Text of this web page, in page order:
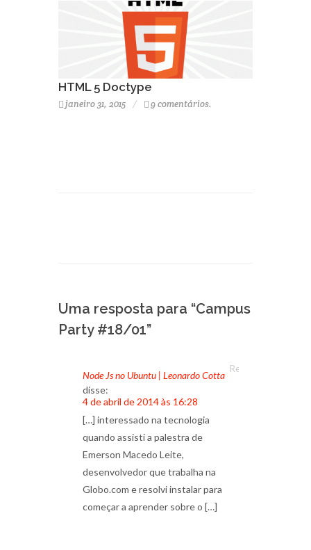
HTML 5 Doctype
janeiro 31, 2015 9 comentários.
Uma resposta para “Campus
Party #18/01”
Node Js no Ubuntu | Leonardo Cotta
disse:
4 de abril de 2014 às 16:28
[…] interessado na tecnologia
quando assisti a palestra de
Emerson Macedo Leite,
desenvolvedor que trabalha na
Globo.com e resolvi instalar para
começar a aprender sobre o […]
Responder